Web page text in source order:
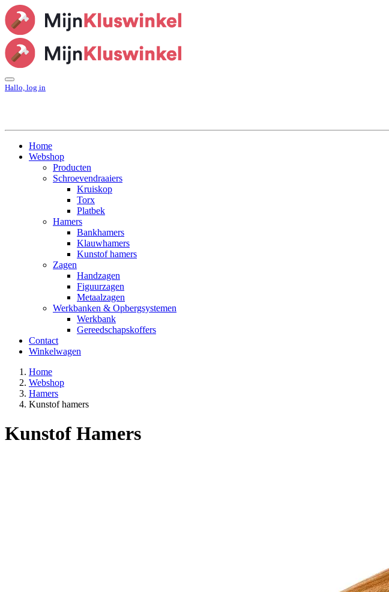
Hallo, log in
Home
Webshop
Producten
Schroevendraaiers
Kruiskop
Torx
Platbek
Hamers
Bankhamers
Klauwhamers
Kunstof hamers
Zagen
Handzagen
Figuurzagen
Metaalzagen
Werkbanken & Opbergsystemen
Werkbank
Gereedschapskoffers
Contact
Winkelwagen
Home
Webshop
Hamers
Kunstof hamers
Kunstof Hamers